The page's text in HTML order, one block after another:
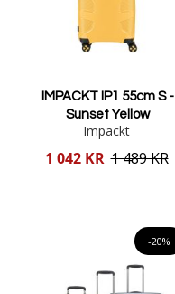
IMPACKT IP1 55cm S -
Sunset Yellow
Impackt
Reducerat
1 042 KR 1 489 KR
-20%